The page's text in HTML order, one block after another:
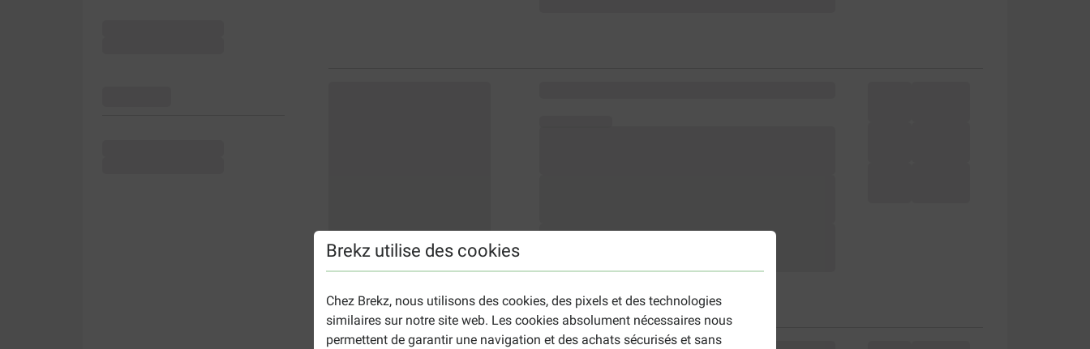
Brekz utilise des cookies
Chez Brekz, nous utilisons des cookies, des pixels et des technologies
similaires sur notre site web. Les cookies absolument nécessaires nous
permettent de garantir une navigation et des achats sécurisés et sans